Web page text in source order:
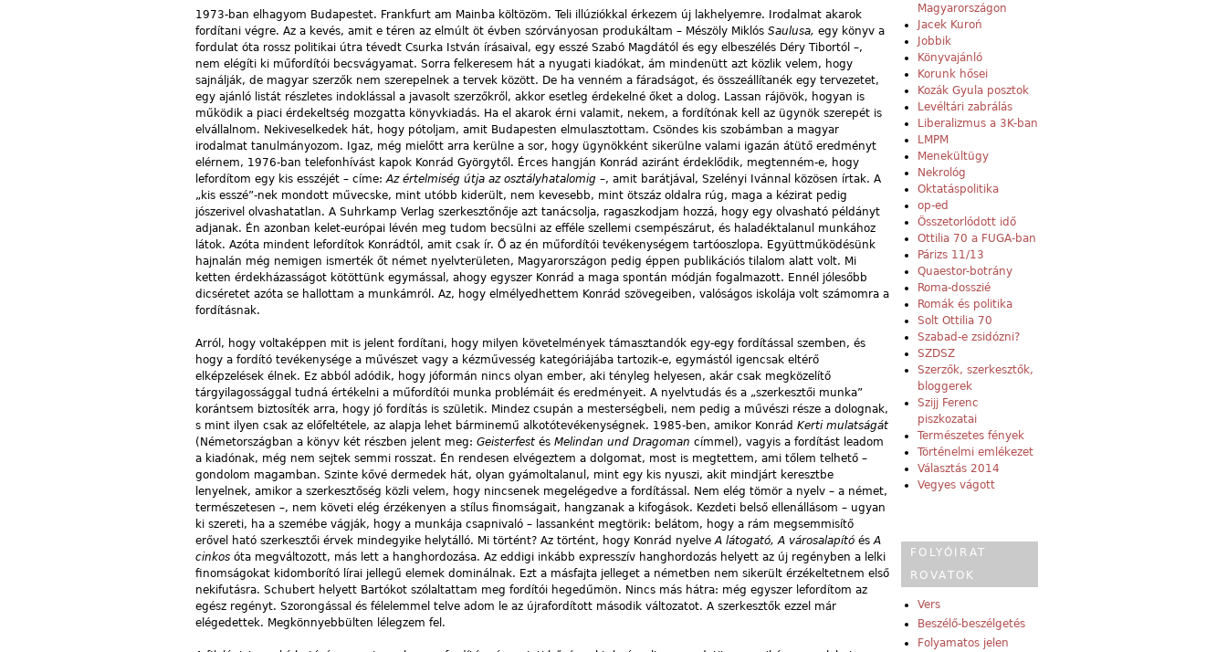
1973-ban elhagyom Budapestet. Frankfurt am Mainba költözöm. Teli illúziókkal érkezem új lakhelyemre. Irodalmat akarok
fordítani végre. Az a kevés, amit e téren az elmúlt öt évben szórványosan produkáltam – Mészöly Miklós Saulusa, egy könyv a
fordulat óta rossz politikai útra tévedt Csurka István írásaival, egy esszé Szabó Magdától és egy elbeszélés Déry Tibortól –,
nem elégíti ki műfordítói becsvágyamat. Sorra felkeresem hát a nyugati kiadókat, ám mindenütt azt közlik velem, hogy
sajnálják, de magyar szerzők nem szerepelnek a tervek között. De ha venném a fáradságot, és összeállítanék egy tervezetet,
egy ajánló listát részletes indoklással a javasolt szerzőkről, akkor esetleg érdekelné őket a dolog. Lassan rájövök, hogyan is
működik a piaci érdekeltség mozgatta könyvkiadás. Ha el akarok érni valamit, nekem, a fordítónak kell az ügynök szerepét is
elvállalnom. Nekiveselkedek hát, hogy pótoljam, amit Budapesten elmulasztottam. Csöndes kis szobámban a magyar
irodalmat tanulmányozom. Igaz, még mielőtt arra kerülne a sor, hogy ügynökként sikerülne valami igazán átütő eredményt
elérnem, 1976-ban telefonhívást kapok Konrád Györgytől. Érces hangján Konrád aziránt érdeklődik, megtenném-e, hogy
lefordítom egy kis esszéjét – címe: Az értelmiség útja az osztályhatalomig –, amit barátjával, Szelényi Ivánnal közösen írtak. A
„kis esszé”-nek mondott művecske, mint utóbb kiderült, nem kevesebb, mint ötszáz oldalra rúg, maga a kézirat pedig
jószerivel olvashatatlan. A Suhrkamp Verlag szerkesztőnője azt tanácsolja, ragaszkodjam hozzá, hogy egy olvasható példányt
adjanak. Én azonban kelet-európai lévén meg tudom becsülni az efféle szellemi csempészárut, és haladéktalanul munkához
látok. Azóta mindent lefordítok Konrádtól, amit csak ír. Ő az én műfordítói tevékenységem tartóoszlopa. Együttműködésünk
hajnalán még nemigen ismerték őt német nyelvterületen, Magyarországon pedig éppen publikációs tilalom alatt volt. Mi
ketten érdekházasságot kötöttünk egymással, ahogy egyszer Konrád a maga spontán módján fogalmazott. Ennél jólesőbb
dicséretet azóta se hallottam a munkámról. Az, hogy elmélyedhettem Konrád szövegeiben, valóságos iskolája volt számomra a
fordításnak.
Arról, hogy voltaképpen mit is jelent fordítani, hogy milyen követelmények támasztandók egy-egy fordítással szemben, és
hogy a fordító tevékenysége a művészet vagy a kézművesség kategóriájába tartozik-e, egymástól igencsak eltérő
elképzelések élnek. Ez abból adódik, hogy jóformán nincs olyan ember, aki tényleg helyesen, akár csak megközelítő
tárgyilagossággal tudná értékelni a műfordítói munka problémáit és eredményeit. A nyelvtudás és a „szerkesztői munka”
korántsem biztosíték arra, hogy jó fordítás is születik. Mindez csupán a mesterségbeli, nem pedig a művészi része a dolognak,
s mint ilyen csak az előfeltétele, az alapja lehet bárminemű alkotótevékenységnek. 1985-ben, amikor Konrád Kerti mulatságát
(Németországban a könyv két részben jelent meg: Geisterfest és Melindan und Dragoman címmel), vagyis a fordítást leadom
a kiadónak, még nem sejtek semmi rosszat. Én rendesen elvégeztem a dolgomat, most is megtettem, ami tőlem telhető –
gondolom magamban. Szinte kővé dermedek hát, olyan gyámoltalanul, mint egy kis nyuszi, akit mindjárt keresztbe
lenyelnek, amikor a szerkesztőség közli velem, hogy nincsenek megelégedve a fordítással. Nem elég tömör a nyelv – a német,
természetesen –, nem követi elég érzékenyen a stílus finomságait, hangzanak a kifogások. Kezdeti belső ellenállásom – ugyan
ki szereti, ha a szemébe vágják, hogy a munkája csapnivaló – lassanként megtörik: belátom, hogy a rám megsemmisítő
erővel ható szerkesztői érvek mindegyike helytálló. Mi történt? Az történt, hogy Konrád nyelve A látogató, A városalapító és A
cinkos óta megváltozott, más lett a hanghordozása. Az eddigi inkább expresszív hanghordozás helyett az új regényben a lelki
finomságokat kidomborító lírai jellegű elemek dominálnak. Ezt a másfajta jelleget a németben nem sikerült érzékeltetnem első
nekifutásra. Schubert helyett Bartókot szólaltattam meg fordítói hegedűmön. Nincs más hátra: még egyszer lefordítom az
egész regényt. Szorongással és félelemmel telve adom le az újrafordított második változatot. A szerkesztők ezzel már
elégedettek. Megkönnyebbülten lélegzem fel.
Magyarországon
Jacek Kuroń
Jobbik
Könyvajánló
Korunk hősei
Kozák Gyula posztok
Levéltári zabrálás
Liberalizmus a 3K-ban
LMPM
Menekültügy
Nekrológ
Oktatáspolitika
op-ed
Összetorlódott idő
Ottilia 70 a FUGA-ban
Párizs 11/13
Quaestor-botrány
Roma-dosszié
Romák és politika
Solt Ottilia 70
Szabad-e zsidózni?
SZDSZ
Szerzők, szerkesztők,
bloggerek
Szijj Ferenc
piszkozatai
Természetes fények
Történelmi emlékezet
Választás 2014
Vegyes vágott
FOLYÓIRAT
ROVATOK
Vers
Beszélő-beszélgetés
Folyamatos jelen